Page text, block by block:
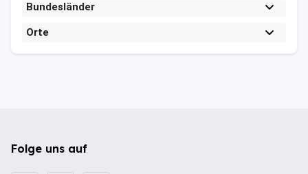
Bundesländer
Orte
Folge uns auf